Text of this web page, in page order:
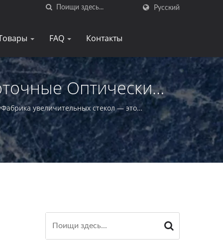
Русский
FAQ Контакты
Оптические
|E-Tay
увеличительных стекол — это
безупречное обслуживание своих